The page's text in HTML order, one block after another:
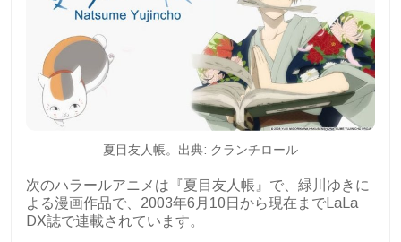
夏目友人帳。出典: クランチロール
次のハラールアニメは『夏目友人帳』で、緑川ゆきに
よる漫画作品で、2003年6月10日から現在までLaLa
DX誌で連載されています。